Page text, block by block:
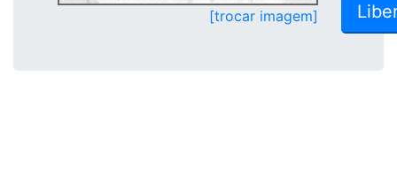
[trocar imagem]